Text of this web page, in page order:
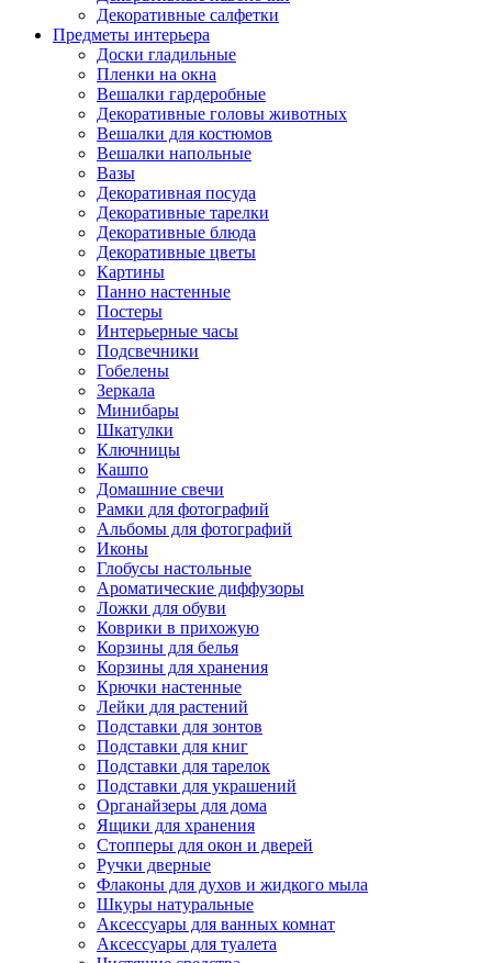
Декоративные салфетки
Предметы интерьера
Доски гладильные
Пленки на окна
Вешалки гардеробные
Декоративные головы животных
Вешалки для костюмов
Вешалки напольные
Вазы
Декоративная посуда
Декоративные тарелки
Декоративные блюда
Декоративные цветы
Картины
Панно настенные
Постеры
Интерьерные часы
Подсвечники
Гобелены
Зеркала
Минибары
Шкатулки
Ключницы
Кашпо
Домашние свечи
Рамки для фотографий
Альбомы для фотографий
Иконы
Глобусы настольные
Ароматические диффузоры
Ложки для обуви
Коврики в прихожую
Корзины для белья
Корзины для хранения
Крючки настенные
Лейки для растений
Подставки для зонтов
Подставки для книг
Подставки для тарелок
Подставки для украшений
Органайзеры для дома
Ящики для хранения
Стопперы для окон и дверей
Ручки дверные
Флаконы для духов и жидкого мыла
Шкуры натуральные
Аксессуары для ванных комнат
Аксессуары для туалета